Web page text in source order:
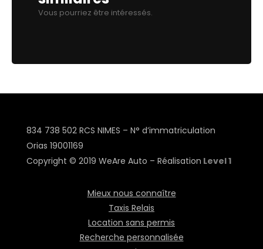
Vous pourriez être intéressés.
834 738 502 RCS NIMES – N° d’immatriculation
Orias 19001169
Copyright © 2019 WeAre Auto – Réalisation Level 1
Mieux nous connaître
Taxis Relais
Location sans permis
Recherche personnalisée